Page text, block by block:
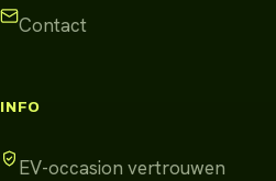
Contact
INFO
EV-occasion vertrouwen